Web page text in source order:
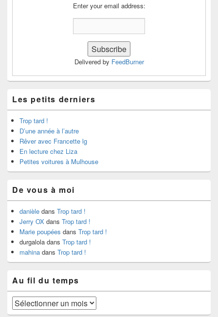
Enter your email address:
Delivered by FeedBurner
Les petits derniers
Trop tard !
D’une année à l’autre
Rêver avec Francette lg
En lecture chez Liza
Petites voitures à Mulhouse
De vous à moi
danièle dans Trop tard !
Jerry OX dans Trop tard !
Marie poupées dans Trop tard !
durgalola dans Trop tard !
mahina dans Trop tard !
Au fil du temps
Au
fil